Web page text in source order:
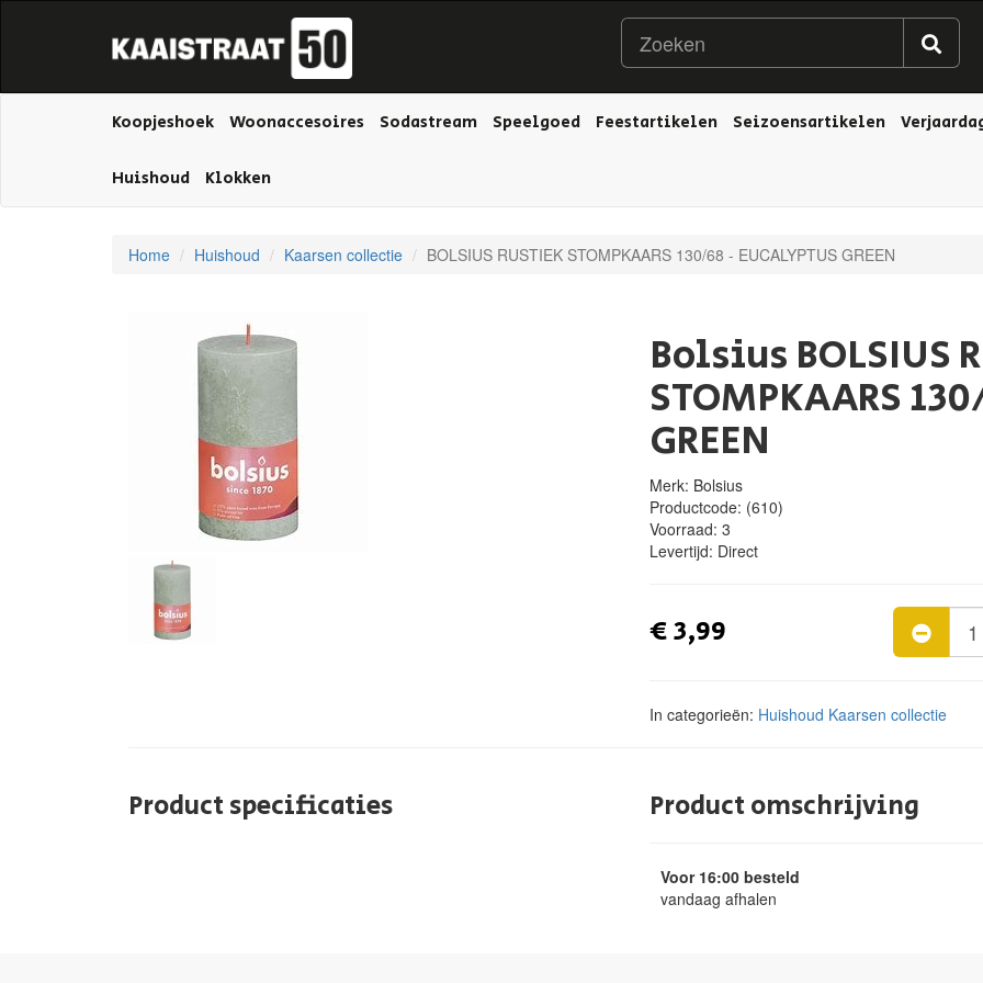
Koopjeshoek Woonaccesoires Sodastream Speelgoed Feestartikelen Seizoensartikelen
Huishoud Klokken
Home Huishoud Kaarsen collectie BOLSIUS RUSTIEK STOMPKAARS 130/68 - EUCALYPTUS GREEN
Bolsius BOLSIUS
STOMPKAARS
GREEN
Merk: Bolsius
Productcode: (610)
Voorraad: 3
Levertijd: Direct
€ 3,99
In categorieën: Huishoud Kaarsen collectie
Product specificaties Product omschrijving
Voor 16:00 besteld
vandaag afhalen